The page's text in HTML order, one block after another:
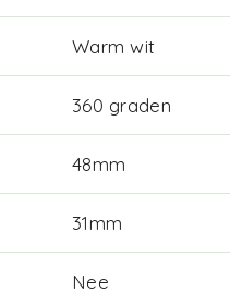
Warm wit
360 graden
48mm
31mm
Nee